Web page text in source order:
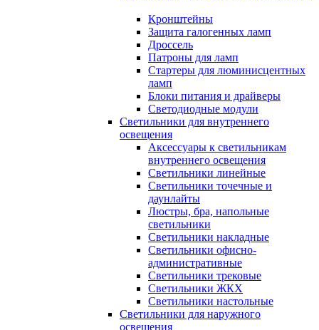
Кронштейны
Защита галогенных ламп
Дроссель
Патроны для ламп
Стартеры для люминисцентных
ламп
Блоки питания и драйверы
Светодиодные модули
Светильники для внутреннего
освещения
Аксессуары к светильникам
внутреннего освещения
Светильники линейные
Светильники точечные и
даунлайты
Люстры, бра, напольные
светильники
Светильники накладные
Светильники офисно-
административные
Светильники трековые
Светильники ЖКХ
Светильники настольные
Светильники для наружного
освещения